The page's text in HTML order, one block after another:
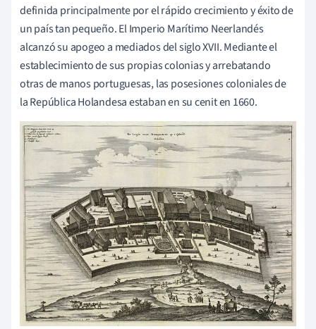
definida principalmente por el rápido crecimiento y éxito de
un país tan pequeño. El Imperio Marítimo Neerlandés
alcanzó su apogeo a mediados del siglo XVII. Mediante el
establecimiento de sus propias colonias y arrebatando
otras de manos portuguesas, las posesiones coloniales de
la República Holandesa estaban en su cenit en 1660.